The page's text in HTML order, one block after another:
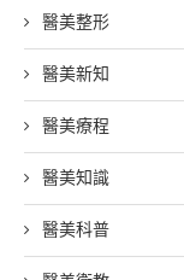
醫美整形
醫美新知
醫美療程
醫美知識
醫美科普